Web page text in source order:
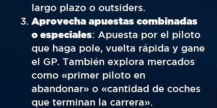
largo plazo o outsiders.
Aprovecha apuestas combinadas
o especiales: Apuesta por el piloto
que haga pole, vuelta rápida y gane
el GP. También explora mercados
como «primer piloto en
abandonar» o «cantidad de coches
que terminan la carrera».